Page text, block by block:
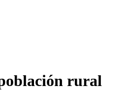
rural